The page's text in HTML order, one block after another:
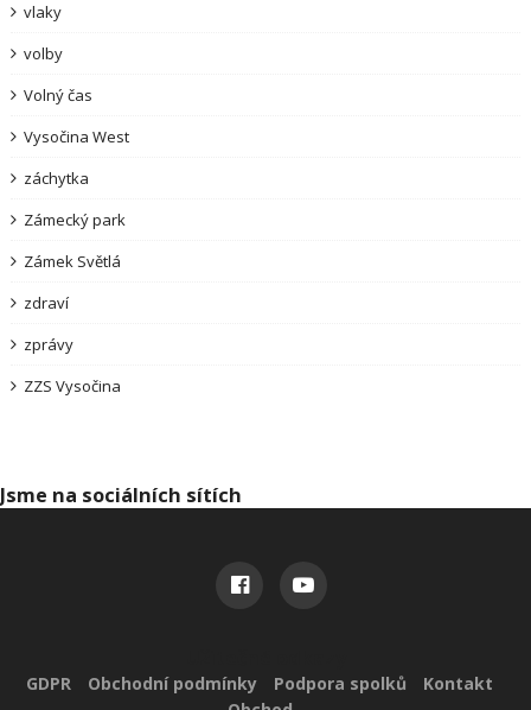
vlaky
volby
Volný čas
Vysočina West
záchytka
Zámecký park
Zámek Světlá
zdraví
zprávy
ZZS Vysočina
Jsme na sociálních sítích
GDPR Obchodní podmínky Podpora spolků
Kontakt